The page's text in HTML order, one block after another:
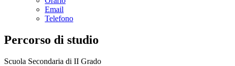
Email
Telefono
Percorso di studio
Scuola Secondaria di II Grado